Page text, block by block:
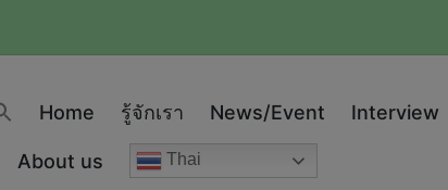
Home รู้จักเรา News/Event Interview
About us Thai